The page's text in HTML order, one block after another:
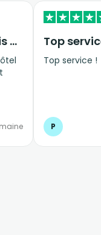
transfert de l'aéroport Tunis vers… Top
Top service !
P